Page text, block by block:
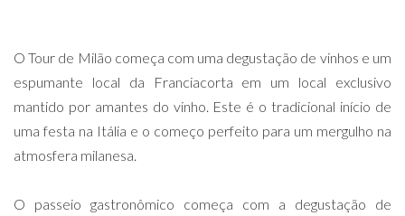
O Tour de Milão começa com uma degustação de vinhos e um
espumante local da Franciacorta em um local exclusivo
mantido por amantes do vinho. Este é o tradicional início de
uma festa na Itália e o começo perfeito para um mergulho na
atmosfera milanesa.
O passeio gastronômico começa com a degustação de